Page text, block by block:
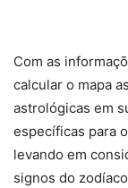
Com as
calcular o mapa
astrológicas em
específicas para
levando em
signos do